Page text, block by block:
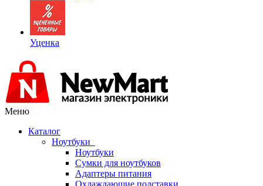
Уценка
Меню
Каталог
Ноутбуки
Ноутбуки
Сумки для ноутбуков
Адаптеры питания
Охлаждающие подставки